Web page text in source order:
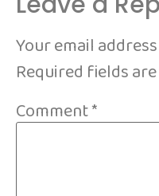
Your email
Required fields
Comment*